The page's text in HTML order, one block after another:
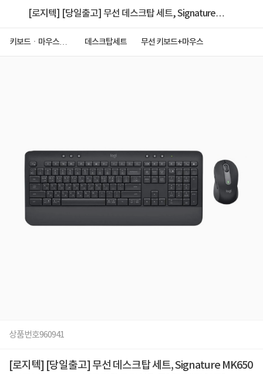
[로지텍] [당일출고] 무선 데스크탑 세트, Signature
키보드ㆍ마우스ㆍ
데스크탑세트 무선 키보드+마우스
상품번호960941
[로지텍] [당일출고] 무선 데스크탑 세트, Signature MK650